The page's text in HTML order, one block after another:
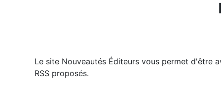
Le site Nouveautés Éditeurs vous permet d'être
RSS proposés.